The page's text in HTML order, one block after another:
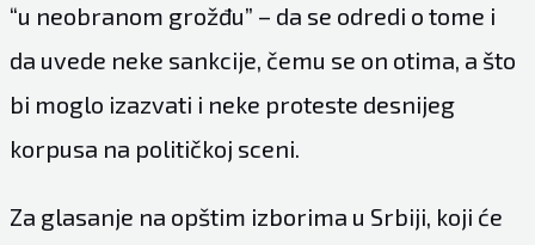
“u neobranom grožđu” – da se odredi o tome i
da uvede neke sankcije, čemu se on otima, a što
bi moglo izazvati i neke proteste desnijeg
korpusa na političkoj sceni.
Za glasanje na opštim izborima u Srbiji, koji će